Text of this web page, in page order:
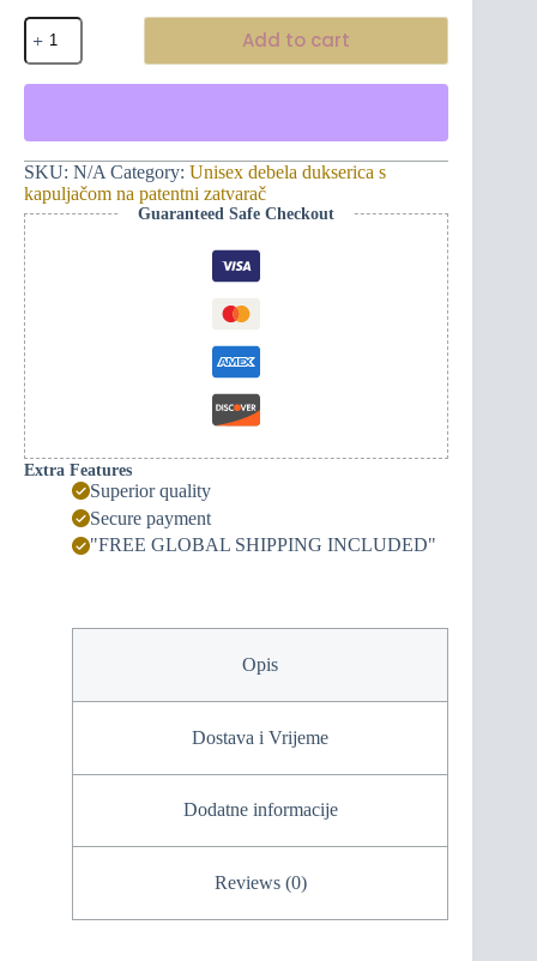
Potpuno
udobna
unisex
debela
kapuljačom
na
patentni
zatvarač
-
Zlatni
monogram
382ME/Crnogorski
brkovi
na
leđima
quantity
Add to cart
SKU: N/A Category: Unisex debela dukserica s
kapuljačom na patentni zatvarač
Guaranteed Safe Checkout
Extra Features
Superior quality
Secure payment
"FREE GLOBAL SHIPPING INCLUDED"
Opis
Dostava i Vrijeme
Dodatne informacije
Reviews (0)